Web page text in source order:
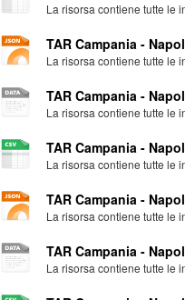
La risorsa contiene tutte le
TAR Campania -
La risorsa contiene tutte le
TAR Campania -
La risorsa contiene tutte le
TAR Campania -
La risorsa contiene tutte le
TAR Campania -
La risorsa contiene tutte le
TAR Campania -
La risorsa contiene tutte le